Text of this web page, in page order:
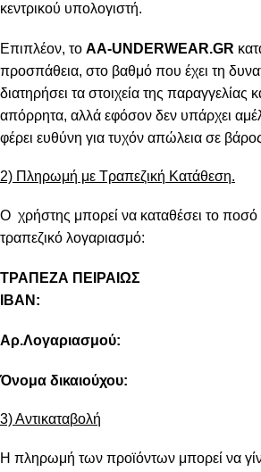
κεντρικού υπολογιστή.
Επιπλέον, το AA-UNDERWEAR.GR
προσπάθεια, στο βαθμό που έχει τη
διατηρήσει τα στοιχεία της παραγγελίας
απόρρητα, αλλά εφόσον δεν υπάρχει
φέρει ευθύνη για τυχόν απώλεια σε
2) Πληρωμή με Τραπεζική Κατάθεση.
Ο χρήστης μπορεί να καταθέσει το
τραπεζικό λογαριασμό:
ΤΡΑΠΕΖΑ ΠΕΙΡΑΙΩΣ
IBAN:
Αρ.Λογαριασμού:
Όνομα δικαιούχου:
3) Αντικαταβολή
Η πληρωμή των προϊόντων μπορεί να